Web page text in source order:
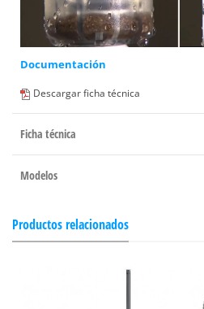
Documentación
Descargar ficha técnica
Ficha técnica
Modelos
Productos relacionados